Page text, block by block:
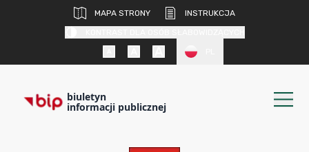
MAPA STRONY
INSTRUKCJA
biuletyn
informacji publicznej